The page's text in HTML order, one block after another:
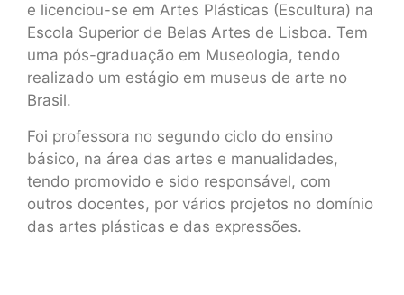
e licenciou-se em Artes Plásticas (Escultura) na
Escola Superior de Belas Artes de Lisboa. Tem
uma pós-graduação em Museologia, tendo
realizado um estágio em museus de arte no
Brasil.
Foi professora no segundo ciclo do ensino
básico, na área das artes e manualidades,
tendo promovido e sido responsável, com
outros docentes, por vários projetos no domínio
das artes plásticas e das expressões.